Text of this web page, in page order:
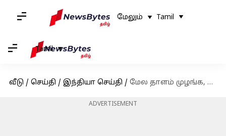
மேலும் Tamil
Tamil
வீடு / செய்தி / இந்தியா செய்தி / மேல தாளம் முழங்க, காங்கிரஸ் தலைவர் நவ்ஜோத் சிங் சித்துவை வரவேற்க தயாராகும் தொண்டர்கள்
ADVERTISEMENT